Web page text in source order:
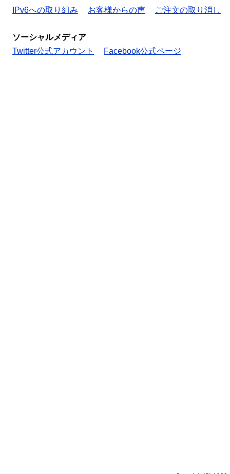
IPv6への取り組み
お客様からの声 ご注文の取り消し
ソーシャルメディア
Twitter公式アカウント
Facebook公式ページ